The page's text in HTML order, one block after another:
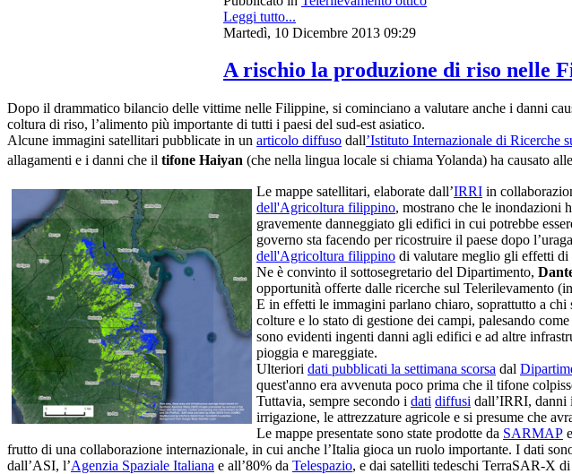
Leggi tutto...
Martedì, 10 Dicembre 2013 09:29
A rischio la produzione di riso nelle
Dopo il drammatico bilancio delle vittime nelle Filippine, si cominciano a valutare anche i danni
coltura di riso, l’alimento più importante di tutti i paesi del sud-est asiatico.
Alcune immagini satellitari pubblicate in un articolo diffuso dall’Istituto Internazionale di Ricerche
allagamenti e i danni che il tifone Haiyan (che nella lingua locale si chiama Yolanda) ha causato
Le mappe satellitari, elaborate dall’IRRI in
dell'Agricoltura filippino, mostrano che le inondazioni
gravemente danneggiato gli edifici in cui potrebbe
governo sta facendo per ricostruire il paese dopo
dell'Agricoltura filippino di valutare meglio gli effetti di
Ne è convinto il sottosegretario del Dipartimento,
opportunità offerte dalle ricerche sul Telerilevamento
E in effetti le immagini parlano chiaro, soprattutto a chi
colture e lo stato di gestione dei campi, palesando
sono evidenti ingenti danni agli edifici e ad altre
pioggia e mareggiate.
Ulteriori dati pubblicati la settimana scorsa dal
quest'anno era avvenuta poco prima che il tifone
Tuttavia, sempre secondo i dati diffusi dall’IRRI, danni
irrigazione, le attrezzature agricole e si presume che
Le mappe presentate sono state prodotte da SARMAP
frutto di una collaborazione internazionale, in cui anche l’Italia gioca un ruolo importante. I dati
dall’ASI, l’Agenzia Spaziale Italiana e all’80% da Telespazio, e dai satelliti tedeschi TerraSAR-X di